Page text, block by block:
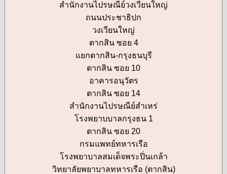
สำนักงานไปรษณีย์วงเวียนใหญ่
ถนนประชาธิปก
วงเวียนใหญ่
ตากสิน ซอย 4
แยกตากสิน-กรุงธนบุรี
ตากสิน ซอย 10
อาคารอนุวัตร
ตากสิน ซอย 14
สำนักงานไปรษณีย์สำเหร่
โรงพยาบบาลกรุงธน 1
ตากสิน ซอย 20
กรมแพทย์ทหารเรือ
โรงพยาบาลสมเด็จพระปิ่นเกล้า
วิทยาลัยพยาบาลทหารเรือ (ตากสิน)